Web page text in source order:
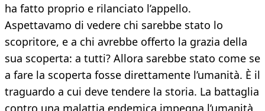
ha fatto proprio e rilanciato l’appello.
Aspettavamo di vedere chi sarebbe stato lo
scopritore, e a chi avrebbe offerto la grazia della
sua scoperta: a tutti? Allora sarebbe stato come se
a fare la scoperta fosse direttamente l’umanità. È il
traguardo a cui deve tendere la storia. La battaglia
contro una malattia endemica impegna l’umanità,